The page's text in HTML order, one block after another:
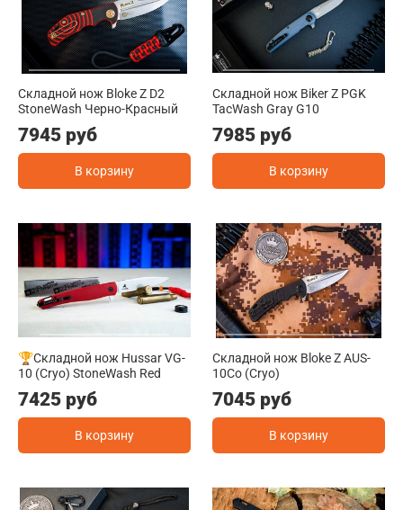
Складной нож Bloke Z D2
StoneWash Черно-Красный
7945 руб
В корзину
Складной нож Biker Z PGK
TacWash Gray G10
7985 руб
В корзину
🏆Складной нож Hussar VG-
10 (Cryo) StoneWash Red
7425 руб
В корзину
Складной нож Bloke Z AUS-
10Co (Cryo)
7045 руб
В корзину